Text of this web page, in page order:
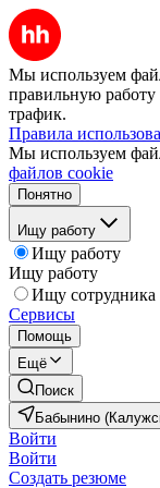
Мы используем
правильную работу
трафик.
Правила
Мы используем
файлов cookie
Понятно
Ищу работу
Ищу работу
Ищу работу
Ищу сотрудника
Сервисы
Помощь
Ещё
Поиск
Бабынино
Войти
Войти
Создать резюме